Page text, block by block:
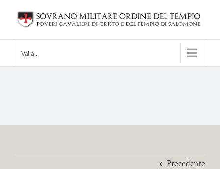
contenuto
Vai a...
Precedente